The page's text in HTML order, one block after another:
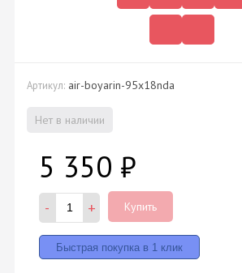
Артикул: air-boyarin-95x18nda
Нет в наличии
5 350 ₽
- + Купить